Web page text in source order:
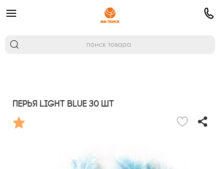
Перья Light Blue 30 шт